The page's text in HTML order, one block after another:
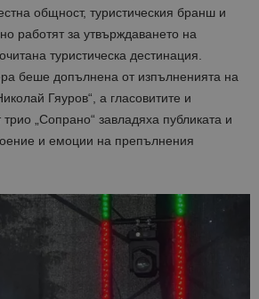
общност, туристическия бранш и
работят за утвърждаването на
туристическа дестинация.
беше допълнена от изпълненията на
Гяуров“, а гласовитите и
„Сопрано“ завладяха публиката и
и емоции на препълнения